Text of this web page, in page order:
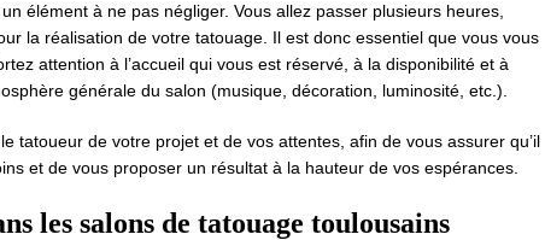
élément à ne pas négliger. Vous allez passer plusieurs heures,
la réalisation de votre tatouage. Il est donc essentiel que vous vous
attention à l’accueil qui vous est réservé, à la disponibilité et à
générale du salon (musique, décoration, luminosité, etc.).
tatoueur de votre projet et de vos attentes, afin de vous assurer qu’il
et de vous proposer un résultat à la hauteur de vos espérances.
les salons de tatouage toulousains